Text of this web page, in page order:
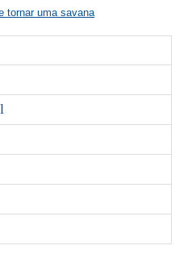
tornar uma savana